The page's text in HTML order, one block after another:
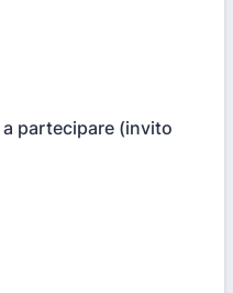
partecipare (invito